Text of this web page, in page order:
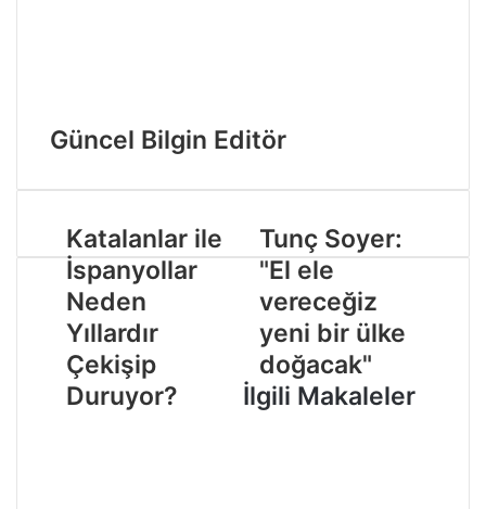
Güncel Bilgin Editör
Katalanlar ile
İspanyollar
Neden
Yıllardır
Çekişip
Duruyor?
Tunç Soyer:
"El ele
vereceğiz
yeni bir ülke
doğacak"
İlgili Makaleler